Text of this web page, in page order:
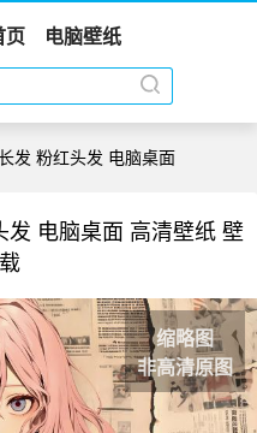
页 电脑壁纸
发 粉红头发 电脑桌面
发 电脑桌面 高清壁纸 壁
缩略图
非高清原图